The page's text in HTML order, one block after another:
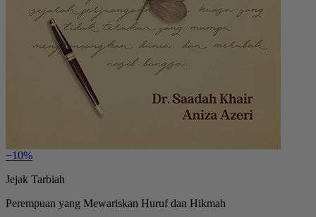
−10%
Jejak Tarbiah
Perempuan yang Mewariskan Huruf dan Hikmah